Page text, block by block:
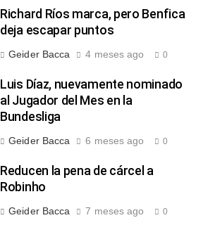
Richard Ríos marca, pero Benfica
deja escapar puntos
Geider Bacca 4 meses ago 0
Luis Díaz, nuevamente nominado
al Jugador del Mes en la
Bundesliga
Geider Bacca 6 meses ago 0
Reducen la pena de cárcel a
Robinho
Geider Bacca 7 meses ago 0